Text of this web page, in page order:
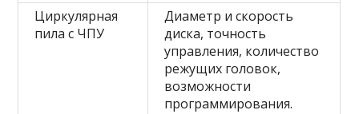
Циркулярная
пила с ЧПУ
Диаметр и скорость
диска, точность
управления, количество
режущих головок,
возможности
программирования.